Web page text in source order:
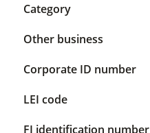
Category
Other business
Corporate ID number
LEI code
FI identification number